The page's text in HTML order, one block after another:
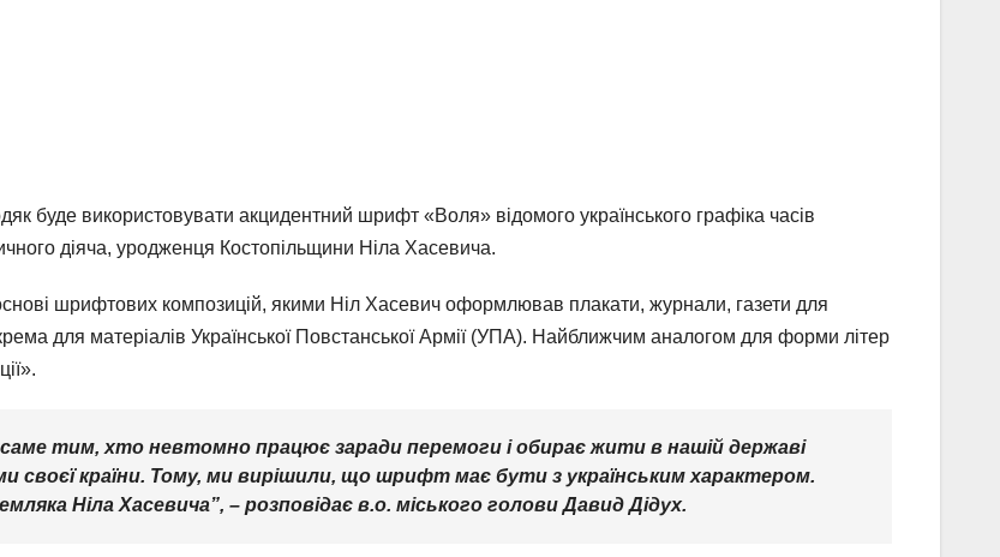
буде використовувати акцидентний шрифт «Воля» відомого українського графіка часів
діяча, уродженця Костопільщини Ніла Хасевича.
шрифтових композицій, якими Ніл Хасевич оформлював плакати, журнали, газети для
для матеріалів Української Повстанської Армії (УПА). Найближчим аналогом для форми літер
тим, хто невтомно працює заради перемоги і обирає жити в нашій державі
своєї країни. Тому, ми вирішили, що шрифт має бути з українським характером.
Ніла Хасевича”, – розповідає в.о. міського голови Давид Дідух.